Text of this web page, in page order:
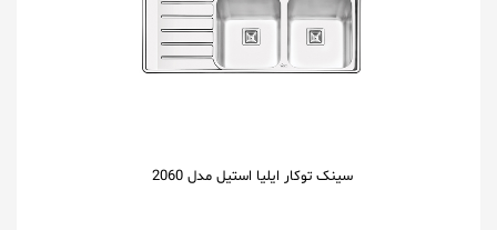
سینک توکار ایلیا استیل مدل 2060